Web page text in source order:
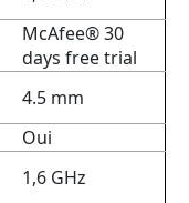
McAfee® 30
days free trial
4.5 mm
Oui
1,6 GHz